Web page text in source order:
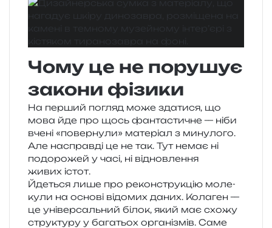
Чому це не порушує
закони фізики
На пер­ший погляд може зда­ти­ся, що
мова йде про щось фан­та­сти­чне — ніби
вчені «повер­ну­ли» мате­рі­ал з мину­ло­го.
Але насправ­ді це не так. Тут немає ні
подо­ро­жей у часі, ні від­нов­ле­н­ня
живих істот.
Йдеться лише про рекон­стру­кцію моле­
ку­ли на осно­ві відо­мих даних. Колаген —
це уні­вер­саль­ний білок, який має схожу
стру­кту­ру у бага­тьох орга­ні­змів. Саме